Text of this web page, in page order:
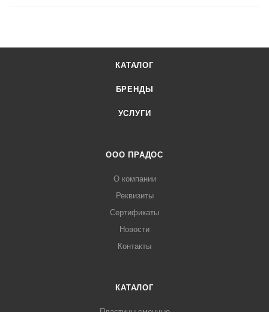
КАТАЛОГ
БРЕНДЫ
УСЛУГИ
ООО ПРАДОС
О компании
Реквизиты
Сертификаты
Новости
Контакты
КАТАЛОГ